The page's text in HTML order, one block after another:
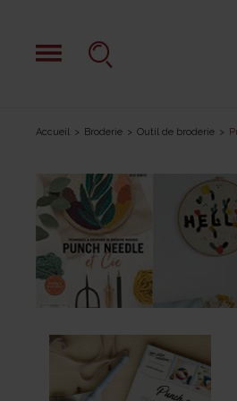
Accueil Broderie Outil de broderie